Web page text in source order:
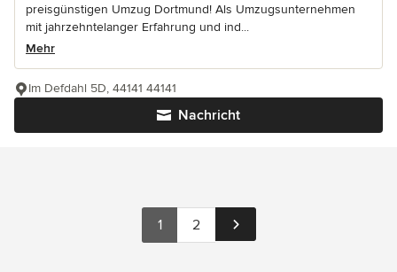
preisgünstigen Umzug Dortmund! Als Umzugsunternehmen
mit jahrzehntelanger Erfahrung und ind...
Mehr
Nachricht
Im Defdahl 5D, 44141 44141
1 2